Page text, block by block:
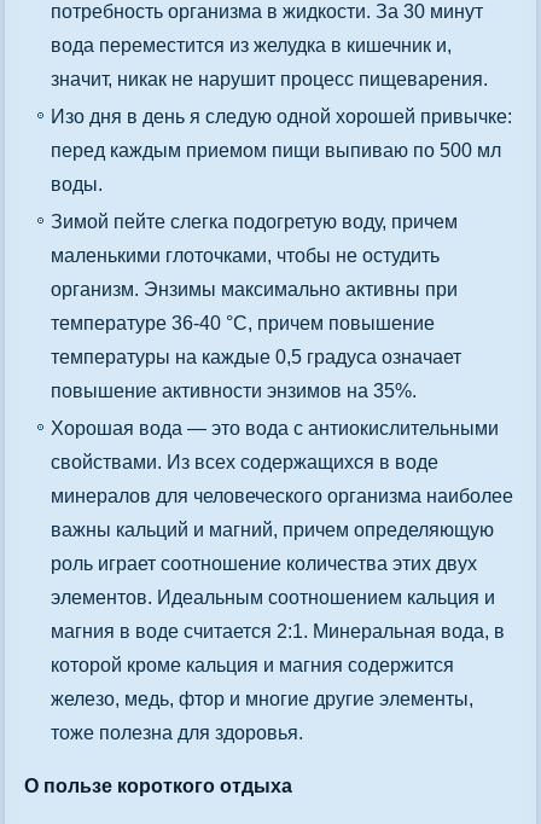
потребность организма в жидкости. За 30 минут
вода переместится из желудка в кишечник и,
значит, никак не нарушит процесс пищеварения.
Изо дня в день я следую одной хорошей привычке:
перед каждым приемом пищи выпиваю по 500 мл
воды.
Зимой пейте слегка подогретую воду, причем
маленькими глоточками, чтобы не остудить
организм. Энзимы максимально активны при
температуре 36-40 °С, причем повышение
температуры на каждые 0,5 градуса означает
повышение активности энзимов на 35%.
Хорошая вода — это вода с антиокислительными
свойствами. Из всех содержащихся в воде
минералов для человеческого организма наиболее
важны кальций и магний, причем определяющую
роль играет соотношение количества этих двух
элементов. Идеальным соотношением кальция и
магния в воде считается 2:1. Минеральная вода, в
которой кроме кальция и магния содержится
железо, медь, фтор и многие другие элементы,
тоже полезна для здоровья.
О пользе короткого отдыха